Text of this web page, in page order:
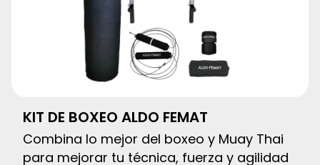
KIT DE BOXEO ALDO FEMAT
Combina lo mejor del boxeo y Muay Thai
para mejorar tu técnica, fuerza y agilidad